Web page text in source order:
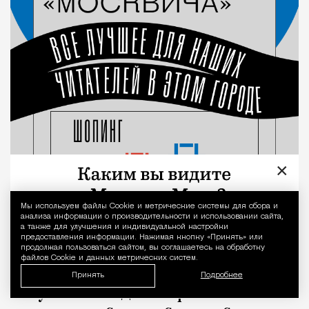
Уведомление
Мы используем файлы Сookie и метрические системы для сбора и
анализа информации о производительности и использовании сайта,
а также для улучшения и индивидуальной настройки
предоставления информации. Нажимая кнопку «Принять» или
продолжая пользоваться сайтом, вы соглашаетесь на обработку
файлов Cookie и данных метрических систем.
Принять Подробнее
В Музее Победы открылась
×